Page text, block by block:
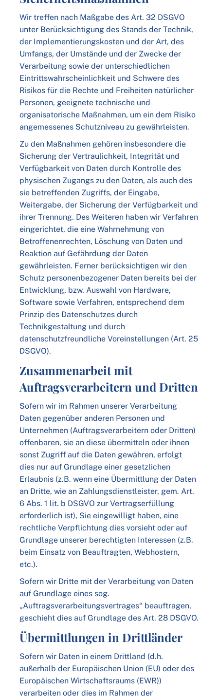
Wir treffen nach Maßgabe des Art. 32 DSGVO
unter Berücksichtigung des Stands der Technik,
der Implementierungskosten und der Art, des
Umfangs, der Umstände und der Zwecke der
Verarbeitung sowie der unterschiedlichen
Eintrittswahrscheinlichkeit und Schwere des
Risikos für die Rechte und Freiheiten natürlicher
Personen, geeignete technische und
organisatorische Maßnahmen, um ein dem Risiko
angemessenes Schutzniveau zu gewährleisten.
Zu den Maßnahmen gehören insbesondere die
Sicherung der Vertraulichkeit, Integrität und
Verfügbarkeit von Daten durch Kontrolle des
physischen Zugangs zu den Daten, als auch des
sie betreffenden Zugriffs, der Eingabe,
Weitergabe, der Sicherung der Verfügbarkeit und
ihrer Trennung. Des Weiteren haben wir Verfahren
eingerichtet, die eine Wahrnehmung von
Betroffenenrechten, Löschung von Daten und
Reaktion auf Gefährdung der Daten
gewährleisten. Ferner berücksichtigen wir den
Schutz personenbezogener Daten bereits bei der
Entwicklung, bzw. Auswahl von Hardware,
Software sowie Verfahren, entsprechend dem
Prinzip des Datenschutzes durch
Technikgestaltung und durch
datenschutzfreundliche Voreinstellungen (Art. 25
DSGVO).
Zusammenarbeit mit
Auftragsverarbeitern und Dritten
Sofern wir im Rahmen unserer Verarbeitung
Daten gegenüber anderen Personen und
Unternehmen (Auftragsverarbeitern oder Dritten)
offenbaren, sie an diese übermitteln oder ihnen
sonst Zugriff auf die Daten gewähren, erfolgt
dies nur auf Grundlage einer gesetzlichen
Erlaubnis (z.B. wenn eine Übermittlung der Daten
an Dritte, wie an Zahlungsdienstleister, gem. Art.
6 Abs. 1 lit. b DSGVO zur Vertragserfüllung
erforderlich ist), Sie eingewilligt haben, eine
rechtliche Verpflichtung dies vorsieht oder auf
Grundlage unserer berechtigten Interessen (z.B.
beim Einsatz von Beauftragten, Webhostern,
etc.).
Sofern wir Dritte mit der Verarbeitung von Daten
auf Grundlage eines sog.
„Auftragsverarbeitungsvertrages“ beauftragen,
geschieht dies auf Grundlage des Art. 28 DSGVO.
Übermittlungen in Drittländer
Sofern wir Daten in einem Drittland (d.h.
außerhalb der Europäischen Union (EU) oder des
Europäischen Wirtschaftsraums (EWR))
verarbeiten oder dies im Rahmen der